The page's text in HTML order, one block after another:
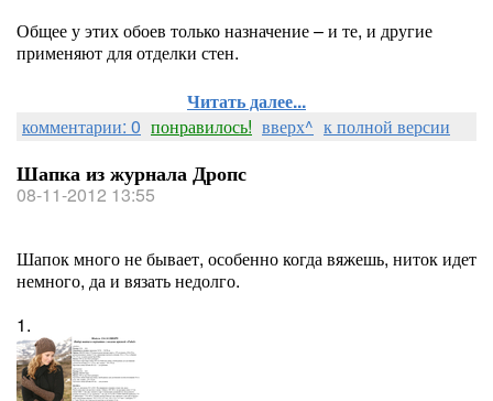
Общее у этих обоев только назначение – и те, и другие
применяют для отделки стен.
Читать далее...
комментарии: 0 понравилось! вверх^ к полной версии
Шапка из журнала Дропс
08-11-2012 13:55
Шапок много не бывает, особенно когда вяжешь, ниток идет
немного, да и вязать недолго.
1.